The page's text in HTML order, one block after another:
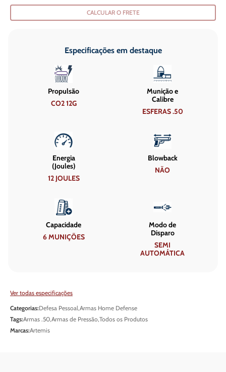
CALCULAR O FRETE
Especificações em destaque
Propulsão
CO2 12G
Munição e
Calibre
ESFERAS .50
Energia
(Joules)
12 JOULES
Blowback
NÃO
Capacidade
6 MUNIÇÕES
Modo de
Disparo
SEMI
AUTOMÁTICA
Ver todas especificações
Categorias:Defesa Pessoal,Armas Home Defense
Tags:Armas .50,Armas de Pressão,Todos os Produtos
Marcas:Artemis